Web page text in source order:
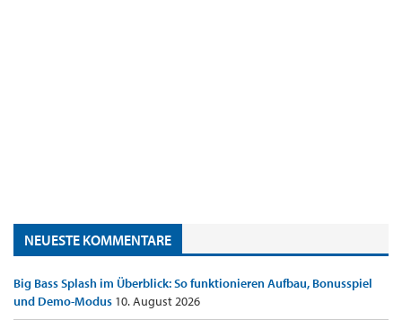
NEUESTE KOMMENTARE
Big Bass Splash im Überblick: So funktionieren Aufbau, Bonusspiel
und Demo-Modus 10. August 2026